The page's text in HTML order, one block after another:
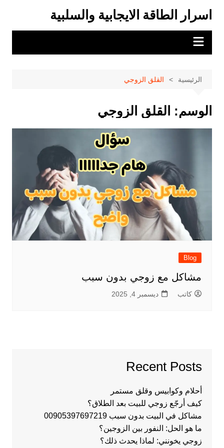
المحتوى
اسرار الطاقة الايجابية والسلبية
الرئيسية القلق الزوجي
الوسم: القلق الزوجي
Blog
مشاكل مع زوجي بدون سبب
كاتب ديسمبر 4, 2025
Recent Posts
أحلام وكوابيس وقلق مستمر
كيف أرجّع زوجي للبيت بعد الطلاق؟
مشاكل في البيت بدون سبب 00905397697219
ما هو الحل: النفور بين الزوجين؟
زوجي يخونني: لماذا يحدث ذلك؟